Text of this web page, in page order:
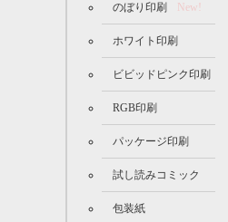
のぼり印刷 New!
ホワイト印刷
ビビッドピンク印刷
RGB印刷
パッケージ印刷
試し読みコミック
包装紙